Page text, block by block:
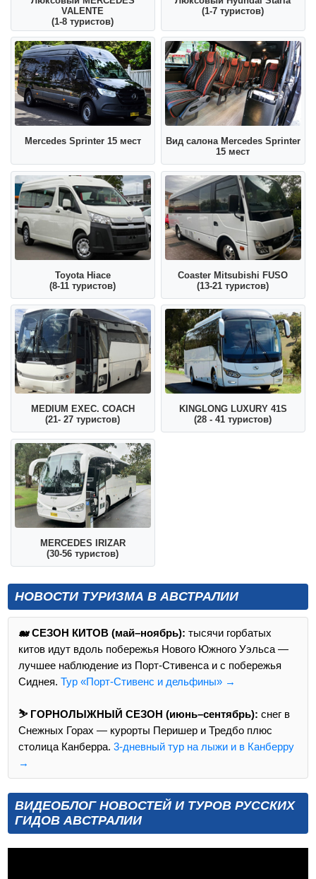
VALENTE
(1-8 туристов)
(1-7 туристов)
Mercedes Sprinter 15 мест
Вид салона Mercedes Sprinter
15 мест
Toyota Hiace
(8-11 туристов)
Coaster Mitsubishi FUSO
(13-21 туристов)
MEDIUM EXEC. COACH
(21- 27 туристов)
KINGLONG LUXURY 41S
(28 - 41 туристов)
MERCEDES IRIZAR
(30-56 туристов)
НОВОСТИ ТУРИЗМА В АВСТРАЛИИ
🐋 СЕЗОН КИТОВ (май–ноябрь): тысячи горбатых
китов идут вдоль побережья Нового Южного Уэльса —
лучшее наблюдение из Порт-Стивенса и с побережья
Сиднея. Тур «Порт-Стивенс и дельфины» →
⛷️ ГОРНОЛЫЖНЫЙ СЕЗОН (июнь–сентябрь): снег в
Снежных Горах — курорты Перишер и Тредбо плюс
столица Канберра. 3-дневный тур на лыжи и в Канберру
→
ВИДЕОБЛОГ НОВОСТЕЙ И ТУРОВ РУССКИХ
ГИДОВ АВСТРАЛИИ